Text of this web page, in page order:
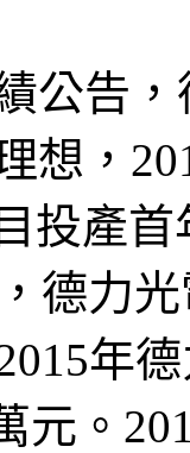
公告
想，
投產
德力
年
元。